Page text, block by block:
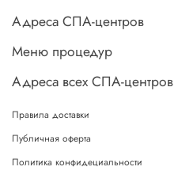
Адреса СПА-центров
Меню процедур
Адреса всех СПА-центров
Правила доставки
Публичная оферта
Политика конфидециальности